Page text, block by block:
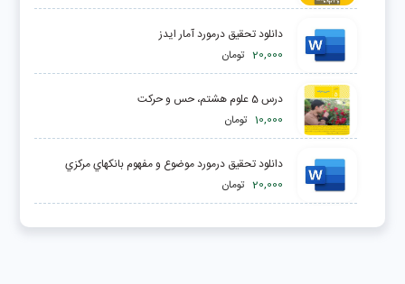
دانلود تحقیق درمورد آمار ایدز
20,000 تومان
درس 5 علوم هشتم، حس و حرکت
10,000 تومان
دانلود تحقیق درمورد موضوع و مفهوم بانكهاي مركزي
20,000 تومان